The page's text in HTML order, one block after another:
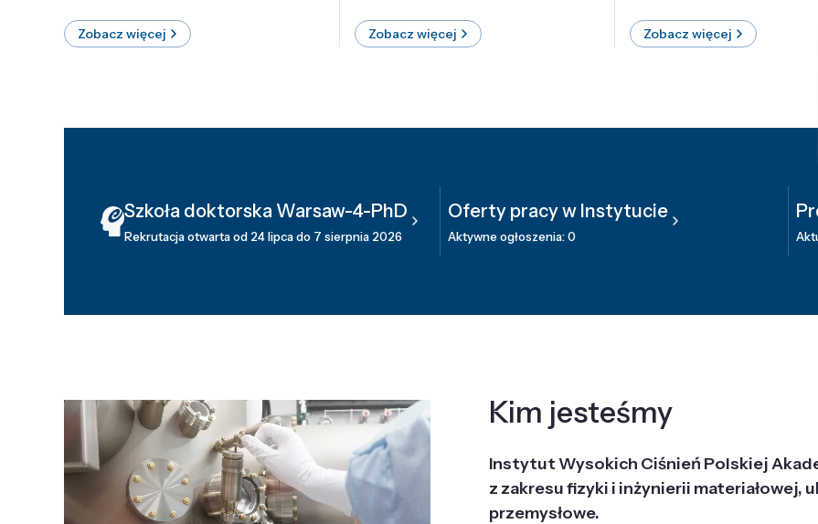
Zobacz więcej Zobacz więcej Zobacz więcej
Szkoła doktorska Warsaw-4-PhD
Rekrutacja otwarta od 24 lipca do 7 sierpnia 2026
Oferty pracy w Instytucie
Aktywne ogłoszenia: 0
Kim jesteśmy
Instytut Wysokich Ciśnień Polskiej
z zakresu fizyki i inżynierii materiałowej,
przemysłowe.